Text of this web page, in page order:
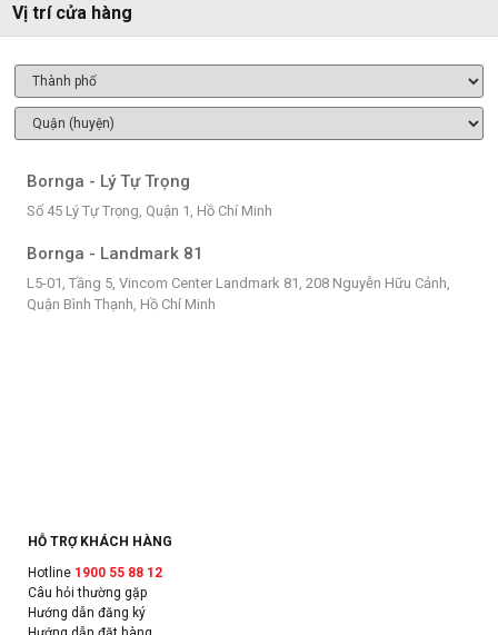
Vị trí cửa hàng
Bornga - Lý Tự Trọng
Số 45 Lý Tự Trọng, Quận 1, Hồ Chí Minh
Bornga - Landmark 81
L5-01, Tầng 5, Vincom Center Landmark 81, 208 Nguyễn Hữu Cảnh,
Quận Bình Thạnh, Hồ Chí Minh
HỖ TRỢ KHÁCH HÀNG
Hotline 1900 55 88 12
Câu hỏi thường gặp
Hướng dẫn đăng ký